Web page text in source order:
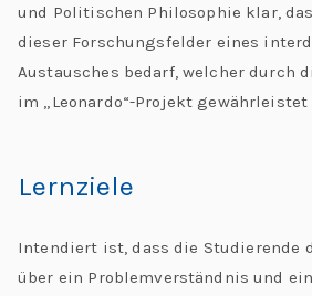
und Politischen Philosophie klar,
dieser Forschungsfelder eines
Austausches bedarf, welcher durch
im „Leonardo“-Projekt
Lernziele
Intendiert ist, dass die Studierende
über ein Problemverständnis und